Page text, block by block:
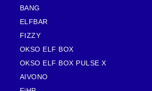
BANG
ELFBAR
FIZZY
OKSO ELF BOX
OKSO ELF BOX PULSE X
AIVONO